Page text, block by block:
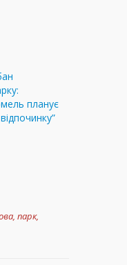
планує
, парк,